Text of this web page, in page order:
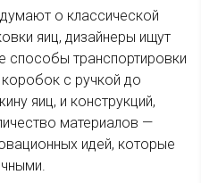
о классической
яиц, дизайнеры ищут
транспортировки
с ручкой до
яиц, и конструкций,
материалов —
идей, которые